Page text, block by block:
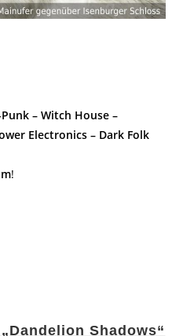
– Witch House –
Electronics – Dark Folk
!
Shadows“